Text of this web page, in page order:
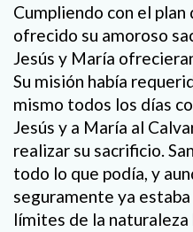
Cumpliendo con el plan
ofrecido su amoroso
Jesús y María
Su misión había
mismo todos los días
Jesús y a María al
realizar su sacrificio.
todo lo que podía, y
seguramente ya
límites de la